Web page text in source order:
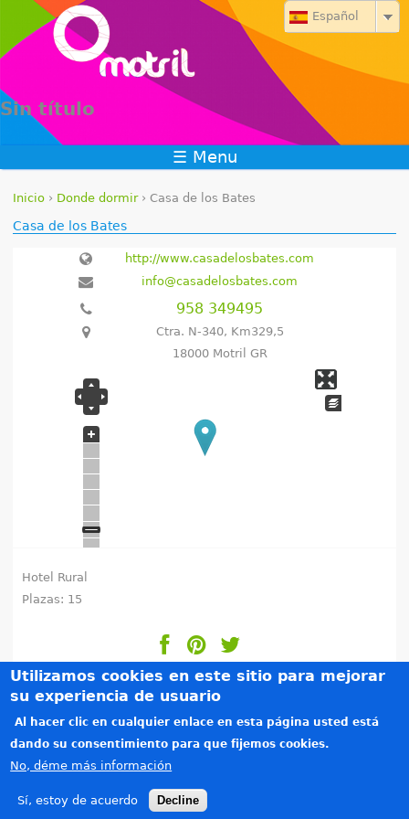
Jump to navigation
Sin título
Español
☰ Menu
S
a
t
e
d
a
Inicio › Donde dormir›Casa de los Bates
Casa de los Bates
http://www.casadelosbates.com
info@casadelosbates.com
958 349495
Ctra. N-340, Km329,5
18000 Motril GR
Hotel Rural
Plazas: 15
Créditos
Teléfonos de interés
Política de privacidad
Aviso legal
Copyright © 2015-2026. Todos los derechos reservados. Diseñado por
Utilizamos cookies en este sitio para mejorar
su experiencia de usuario
Al hacer clic en cualquier enlace en esta página usted está
dando su consentimiento para que fijemos cookies.
No, déme más información
Sí, estoy de acuerdo Decline